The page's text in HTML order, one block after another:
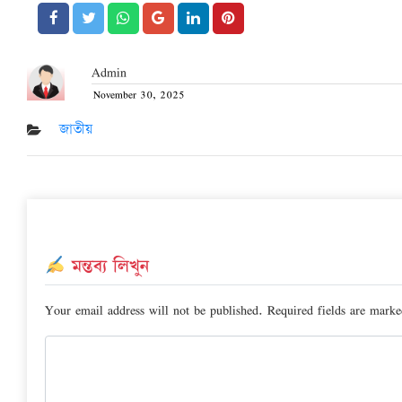
Admin
Posted
on
November 30, 2025
জাতীয়
মন্তব্য লিখুন
Your email address will not be published. Required fields are